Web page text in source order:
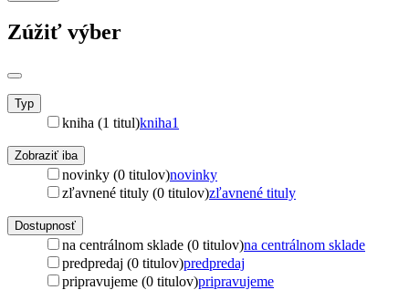
Zúžiť výber
Typ
kniha (1 titul)kniha1
Zobraziť iba
novinky (0 titulov)novinky
zľavnené tituly (0 titulov)zľavnené tituly
Dostupnosť
na centrálnom sklade (0 titulov)na centrálnom sklade
predpredaj (0 titulov)predpredaj
pripravujeme (0 titulov)pripravujeme